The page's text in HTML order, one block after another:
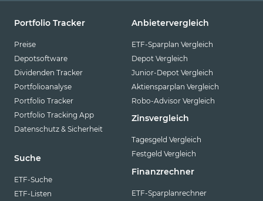
Portfolio Tracker
Preise
Depotsoftware
Dividenden Tracker
Portfolioanalyse
Portfolio Tracker
Portfolio Tracking App
Datenschutz & Sicherheit
Suche
ETF-Suche
ETF-Listen
Anbietervergleich
ETF-Sparplan Vergleich
Depot Vergleich
Junior-Depot Vergleich
Aktiensparplan Vergleich
Robo-Advisor Vergleich
Zinsvergleich
Tagesgeld Vergleich
Festgeld Vergleich
Finanzrechner
ETF-Sparplanrechner